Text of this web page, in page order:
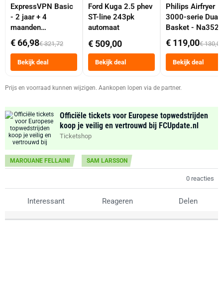
ExpressVPN Basic
- 2 jaar + 4
maanden
abonnement
€ 66,98€ 321,72
Bekijk deal
Ford Kuga 2.5 phev
ST-line 243pk
automaat
€ 509,00
Bekijk deal
Philips Airfryer
3000-serie Dual
Basket -
Dubbele Mand 9
Tot 6 Personen
Heteluchtfriteuse
Zwart
€ 119,00€ 130,00
Bekijk deal
Prijs en voorraad kunnen wijzigen. Aankopen lopen via de partner.
Officiële tickets voor Europese topwedstrijden
koop je veilig en vertrouwd bij FCUpdate.nl
Ticketshop
MAROUANE FELLAINI SAM LARSSON
0 reacties
Interessant Reageren Delen